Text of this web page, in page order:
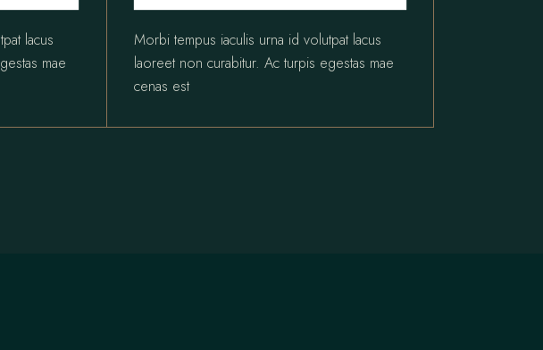
lacus
mae
Morbi tempus iaculis urna id volutpat lacus
laoreet non curabitur. Ac turpis egestas mae
cenas est